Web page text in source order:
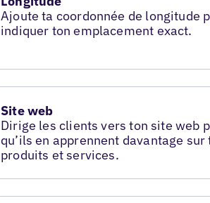
Ajoute ta coordonnée de longitude
indiquer ton emplacement exact.
Site web
Dirige les clients vers ton site web
qu’ils en apprennent davantage sur
produits et services.